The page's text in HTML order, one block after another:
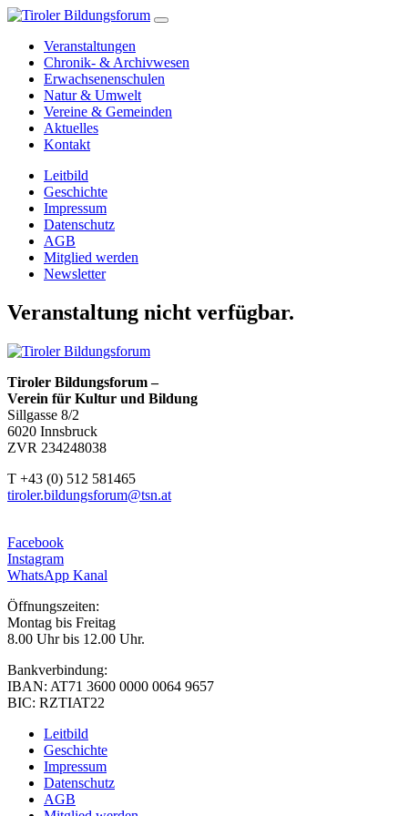
Veranstaltungen
Chronik- & Archivwesen
Erwachsenenschulen
Natur & Umwelt
Vereine & Gemeinden
Aktuelles
Kontakt
Leitbild
Geschichte
Impressum
Datenschutz
AGB
Mitglied werden
Newsletter
Veranstaltung nicht verfügbar.
Tiroler Bildungsforum –
Verein für Kultur und Bildung
Sillgasse 8/2
6020 Innsbruck
ZVR 234248038
T +43 (0) 512 581465
tiroler.bildungsforum@tsn.at
Facebook
Instagram
WhatsApp Kanal
Öffnungszeiten:
Montag bis Freitag
8.00 Uhr bis 12.00 Uhr.
Bankverbindung:
IBAN: AT71 3600 0000 0064 9657
BIC: RZTIAT22
Leitbild
Geschichte
Impressum
Datenschutz
AGB